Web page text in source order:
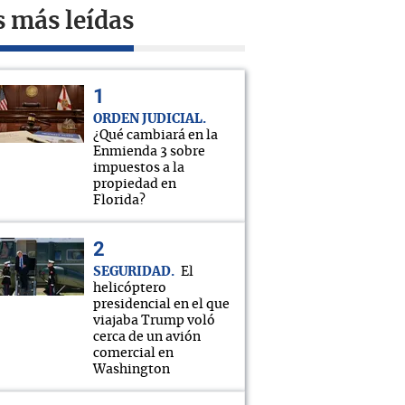
más leídas
ORDEN JUDICIAL
¿Qué cambiará en la
Enmienda 3 sobre
impuestos a la
propiedad en
Florida?
SEGURIDAD
El
helicóptero
presidencial en el que
viajaba Trump voló
cerca de un avión
comercial en
Washington